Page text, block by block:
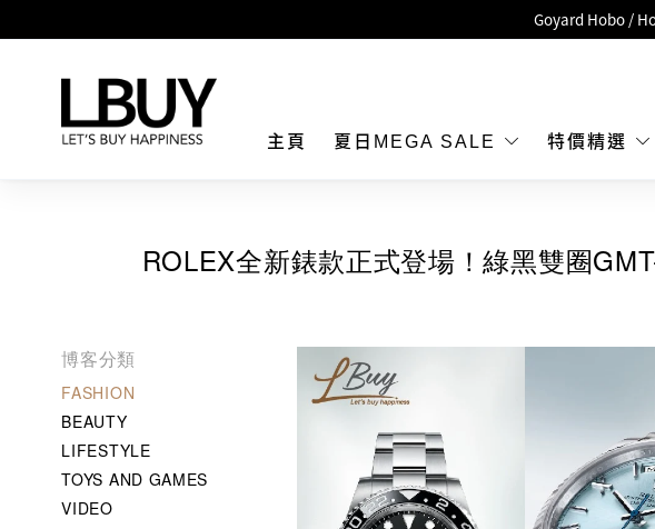
LBuy呈獻 -
重要通
LBuy
主頁 夏日MEGA SALE 特價精選
ROLEX全新錶款正式登場！綠黑雙圈
博客分類
FASHION
BEAUTY
LIFESTYLE
TOYS AND GAMES
VIDEO